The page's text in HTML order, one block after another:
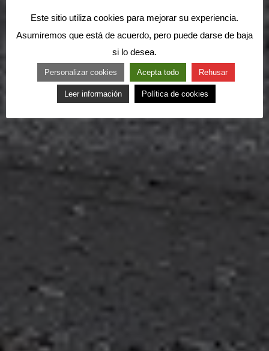
Este sitio utiliza cookies para mejorar su experiencia.
Asumiremos que está de acuerdo, pero puede darse de baja
si lo desea.
Personalizar cookies Acepta todo Rehusar
Leer información Política de cookies